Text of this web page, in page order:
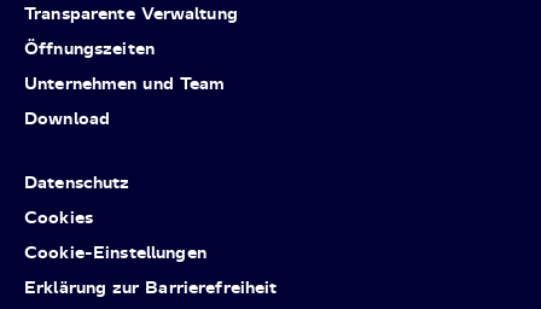
Transparente Verwaltung
Öffnungszeiten
Unternehmen und Team
Download
Datenschutz
Cookies
Cookie-Einstellungen
Erklärung zur Barrierefreiheit